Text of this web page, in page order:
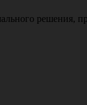
решения,